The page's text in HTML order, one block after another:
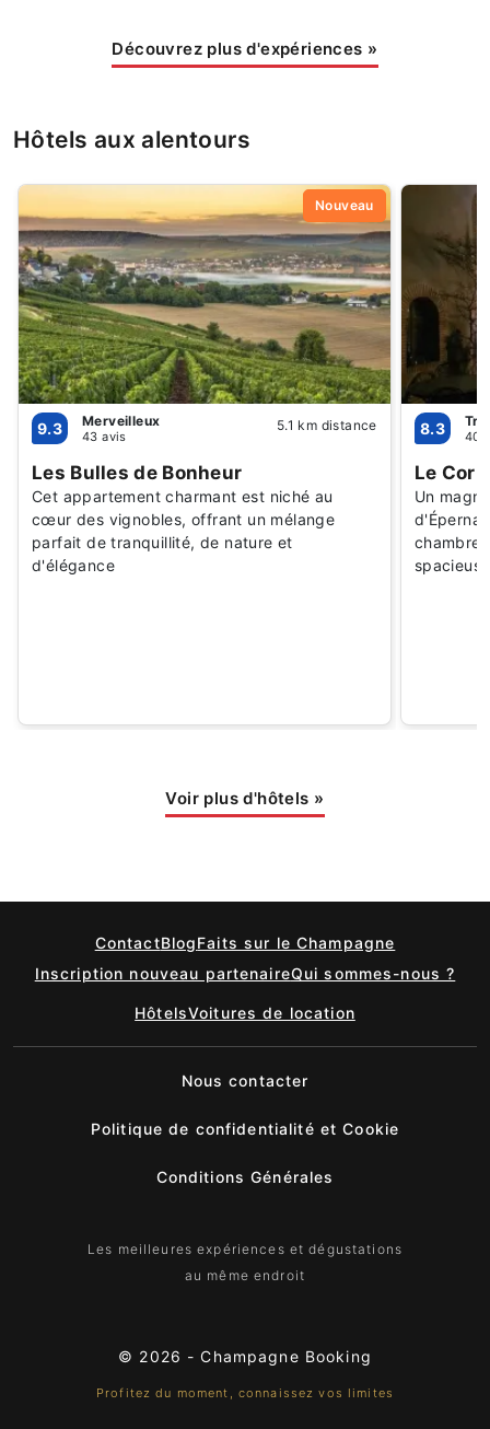
Découvrez plus d'expériences »
Hôtels aux alentours
Nouveau
9.3 Merveilleux
43 avis
5.1 km distance
Les Bulles de Bonheur
Cet appartement charmant est niché au
cœur des vignobles, offrant un mélange
parfait de tranquillité, de nature et
d'élégance
8.3
Le
Un
chambre
spacieuse
Voir plus d'hôtels »
ContactBlogFaits sur le Champagne
Inscription nouveau partenaireQui sommes-nous ?
HôtelsVoitures de location
Nous contacter
Politique de confidentialité et Cookie
Conditions Générales
Les meilleures expériences et dégustations
au même endroit
© 2026 -Champagne Booking
Profitez du moment, connaissez vos limites